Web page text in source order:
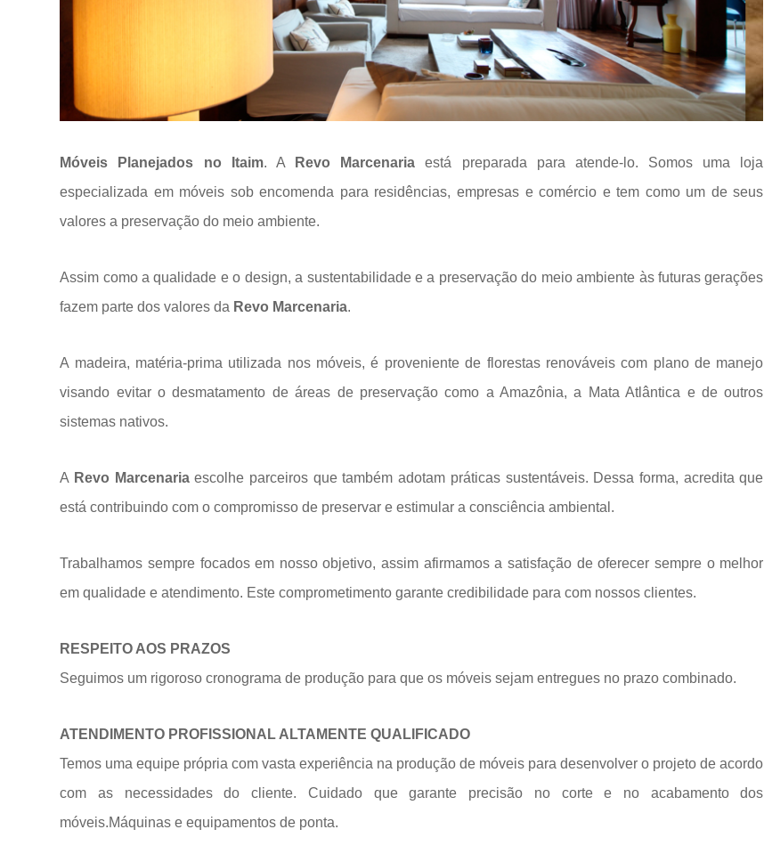
Móveis Planejados no Itaim. A Revo Marcenaria está preparada para atende-lo. Somos uma loja
especializada em móveis sob encomenda para residências, empresas e comércio e tem como um de seus
valores a preservação do meio ambiente.
Assim como a qualidade e o design, a sustentabilidade e a preservação do meio ambiente às futuras gerações
fazem parte dos valores da Revo Marcenaria.
A madeira, matéria-prima utilizada nos móveis, é proveniente de florestas renováveis com plano de manejo
visando evitar o desmatamento de áreas de preservação como a Amazônia, a Mata Atlântica e de outros
sistemas nativos.
A Revo Marcenariaescolhe parceiros que também adotam práticas sustentáveis. Dessa forma, acredita que
está contribuindo com o compromisso de preservar e estimular a consciência ambiental.
Trabalhamos sempre focados em nosso objetivo, assim afirmamos a satisfação de oferecer sempre o melhor
em qualidade e atendimento. Este comprometimento garante credibilidade para com nossos clientes.
RESPEITO AOS PRAZOS
Seguimos um rigoroso cronograma de produção para que os móveis sejam entregues no prazo combinado.
ATENDIMENTO PROFISSIONAL ALTAMENTE QUALIFICADO
Temos uma equipe própria com vasta experiência na produção de móveis para desenvolver o projeto de acordo
com as necessidades do cliente. Cuidado que garante precisão no corte e no acabamento dos
móveis.Máquinas e equipamentos de ponta.